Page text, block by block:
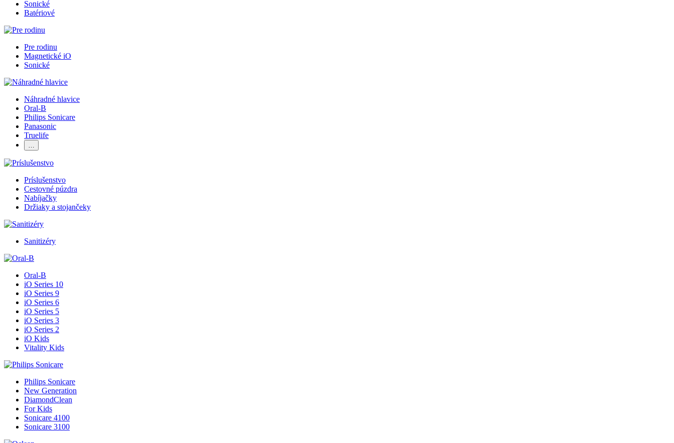
Sonické
Batériové
Pre rodinu
Magnetické iO
Sonické
Náhradné hlavice
Oral-B
Philips Sonicare
Panasonic
Truelife
…
Príslušenstvo
Cestovné púzdra
Nabíjačky
Držiaky a stojančeky
Sanitizéry
Oral-B
iO Series 10
iO Series 9
iO Series 6
iO Series 5
iO Series 3
iO Series 2
iO Kids
Vitality Kids
Philips Sonicare
New Generation
DiamondClean
For Kids
Sonicare 4100
Sonicare 3100